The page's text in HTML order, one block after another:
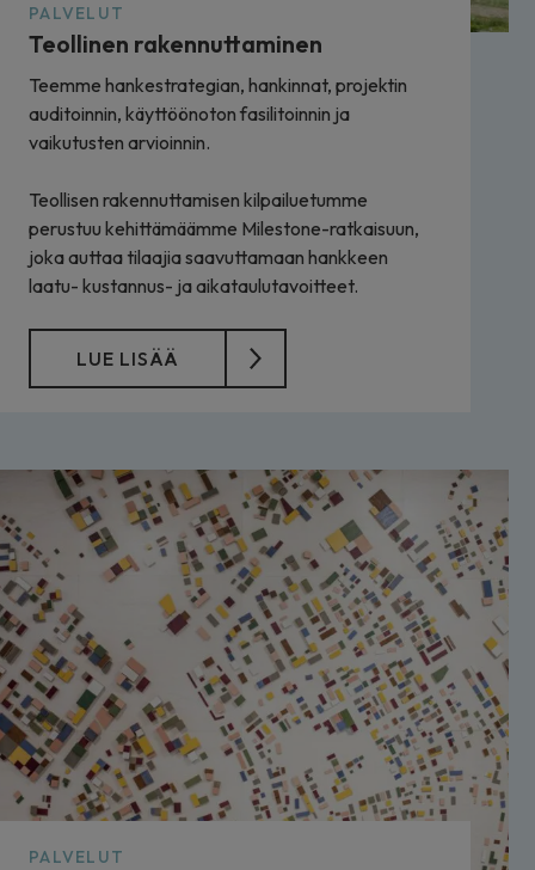
PALVELUT
Teollinen rakennuttaminen
Teemme hankestrategian, hankinnat, projektin
auditoinnin, käyttöönoton fasilitoinnin ja
vaikutusten arvioinnin.
Teollisen rakennuttamisen kilpailuetumme
perustuu kehittämäämme Milestone-ratkaisuun,
joka auttaa tilaajia saavuttamaan hankkeen
laatu- kustannus- ja aikataulutavoitteet.
LUE LISÄÄ
PALVELUT